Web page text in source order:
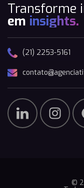
Transforme
em insights.
(21) 2253-5161
©